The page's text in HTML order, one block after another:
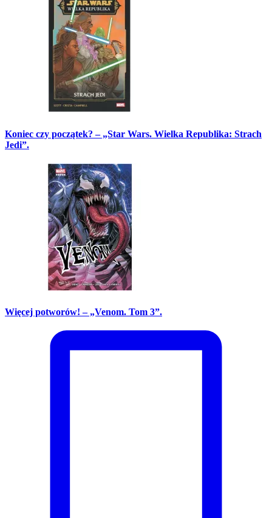
Koniec czy początek? – „Star Wars. Wielka Republika: Strach
Jedi”.
Więcej potworów! – „Venom. Tom 3”.